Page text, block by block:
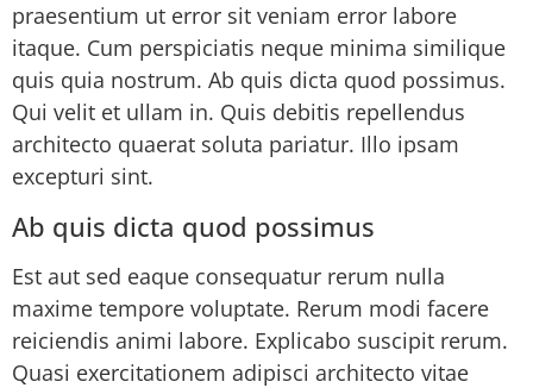
praesentium ut error sit veniam error labore
itaque. Cum perspiciatis neque minima similique
quis quia nostrum. Ab quis dicta quod possimus.
Qui velit et ullam in. Quis debitis repellendus
architecto quaerat soluta pariatur. Illo ipsam
excepturi sint.
Ab quis dicta quod possimus
Est aut sed eaque consequatur rerum nulla
maxime tempore voluptate. Rerum modi facere
reiciendis animi labore. Explicabo suscipit rerum.
Quasi exercitationem adipisci architecto vitae